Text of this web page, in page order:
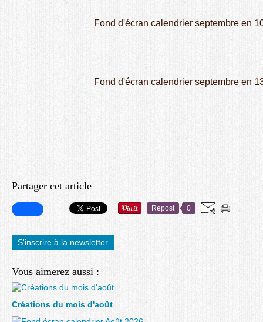
Fond d'écran calendrier septembre en
Fond d'écran calendrier septembre en
Partager cet article
Repost 0
S'inscrire à la newsletter
Vous aimerez aussi :
Créations du mois d'août